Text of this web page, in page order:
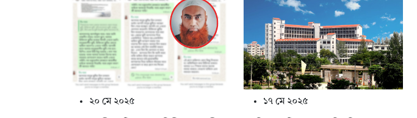
২০ মে ২০২৫ ১৭ মে ২০২৫